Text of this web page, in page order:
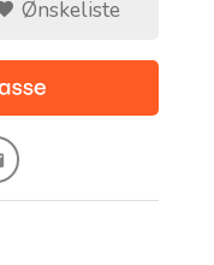
Ønskeliste